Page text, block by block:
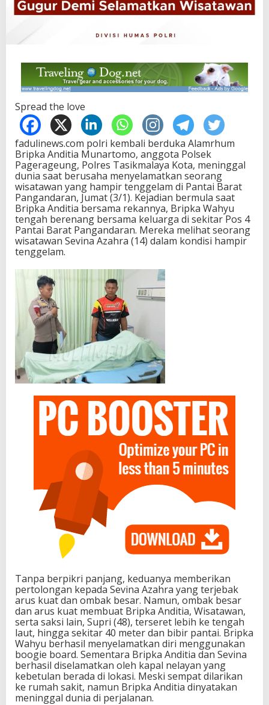
Spread the love
fadulinews.com polri kembali berduka Alamrhum
Bripka Anditia Munartomo, anggota Polsek
Pagerageung, Polres Tasikmalaya Kota, meninggal
dunia saat berusaha menyelamatkan seorang
wisatawan yang hampir tenggelam di Pantai Barat
Pangandaran, Jumat (3/1). Kejadian bermula saat
Bripka Anditia bersama rekannya, Bripka Wahyu
tengah berenang bersama keluarga di sekitar Pos 4
Pantai Barat Pangandaran. Mereka melihat seorang
wisatawan Sevina Azahra (14) dalam kondisi hampir
tenggelam.
Tanpa berpikri panjang, keduanya memberikan
pertolongan kepada Sevina Azahra yang terjebak
arus kuat dan ombak besar. Namun, ombak besar
dan arus kuat membuat Bripka Anditia, Wisatawan,
serta saksi lain, Supri (48), terseret lebih ke tengah
laut, hingga sekitar 40 meter dan bibir pantai. Bripka
Wahyu berhasil menyelamatkan diri menggunakan
boogie board. Sementara Bripka Anditia dan Sevina
berhasil diselamatkan oleh kapal nelayan yang
kebetulan berada di lokasi. Meski sempat dilarikan
ke rumah sakit, namun Bripka Anditia dinyatakan
meninggal dunia di perjalanan.